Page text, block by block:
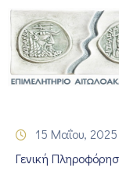
ΑΡΧΙΚΗ
ΓΕΜΗ
–
15 Μαΐου, 2025
Γενική